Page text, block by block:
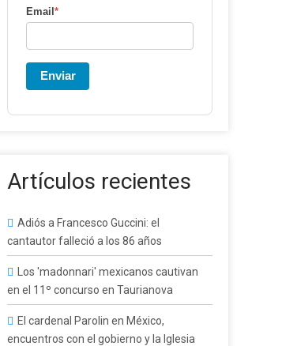
Email *
Enviar
Artículos recientes
Adiós a Francesco Guccini: el
cantautor falleció a los 86 años
Los 'madonnari' mexicanos cautivan
en el 11º concurso en Taurianova
El cardenal Parolin en México,
encuentros con el gobierno y la Iglesia